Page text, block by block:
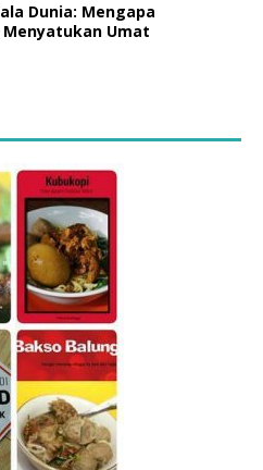
Dunia: Mengapa
Menyatukan Umat